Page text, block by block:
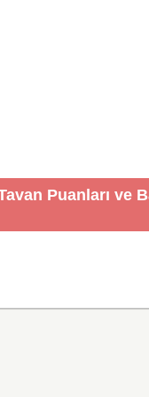
Puanları ve